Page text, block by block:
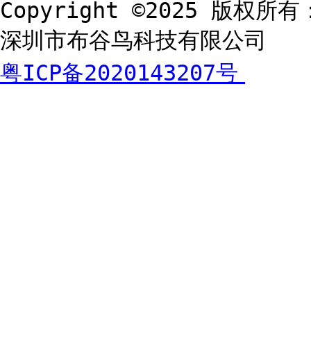
Copyright ©2025 版权所有
深圳市布谷鸟科技有限公司
粤ICP备2020143207号